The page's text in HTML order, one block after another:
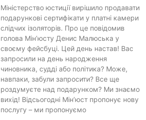
Міністерство юстиції вирішило продавати
подарункові сертифікати у платні камери
слідчих ізоляторів. Про це повідомив
голова Мін’юсту Денис Малюська у
своєму фейсбуці. Цей день настав! Вас
запросили на день народження
чиновника, судді або політика? Може,
навпаки, забули запросити? Все ще
роздумуєте над подарунком? Ми знаємо
вихід! Відсьогодні Мін’юст пропонує нову
послугу – ми пропонуємо